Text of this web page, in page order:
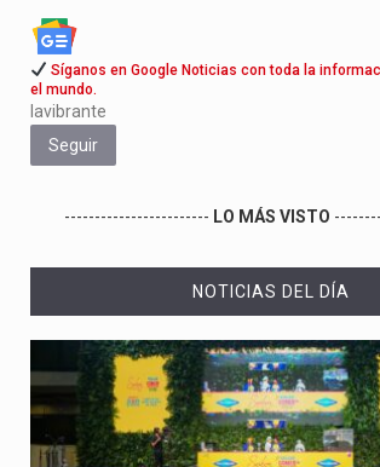
Síganos en Google Noticias con toda la
el mundo.
lavibrante
Seguir
------------------------ LO MÁS VISTO
NOTICIAS DEL DÍA